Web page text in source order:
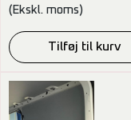
(Ekskl. moms)
Tilføj til kurv